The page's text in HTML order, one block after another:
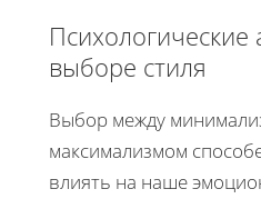
Психологические
выборе стиля
Выбор между
максимализмом
влиять на наше